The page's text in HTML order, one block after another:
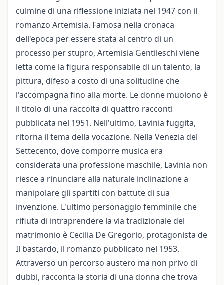
culmine di una riflessione iniziata nel 1947 con il
romanzo Artemisia. Famosa nella cronaca
dell'epoca per essere stata al centro di un
processo per stupro, Artemisia Gentileschi viene
letta come la figura responsabile di un talento, la
pittura, difeso a costo di una solitudine che
l'accompagna fino alla morte. Le donne muoiono è
il titolo di una raccolta di quattro racconti
pubblicata nel 1951. Nell'ultimo, Lavinia fuggita,
ritorna il tema della vocazione. Nella Venezia del
Settecento, dove comporre musica era
considerata una professione maschile, Lavinia non
riesce a rinunciare alla naturale inclinazione a
manipolare gli spartiti con battute di sua
invenzione. L'ultimo personaggio femminile che
rifiuta di intraprendere la via tradizionale del
matrimonio è Cecilia De Gregorio, protagonista de
Il bastardo, il romanzo pubblicato nel 1953.
Attraverso un percorso austero ma non privo di
dubbi, racconta la storia di una donna che trova